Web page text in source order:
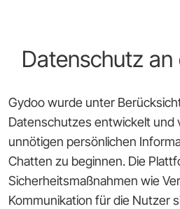
Datenschutz an
Gydoo wurde unter
Datenschutzes entwickelt und
unnötigen persönlichen
Chatten zu beginnen. Die
Sicherheitsmaßnahmen wie
Kommunikation für die Nutzer